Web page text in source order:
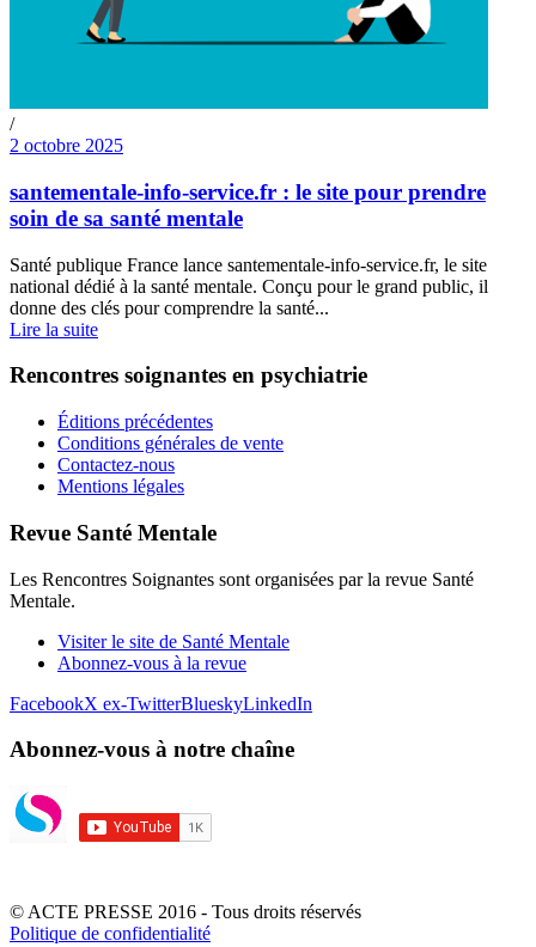
/
2 octobre 2025
santementale-info-service.fr : le site pour prendre
soin de sa santé mentale
Santé publique France lance santementale-info-service.fr, le site
national dédié à la santé mentale. Conçu pour le grand public, il
donne des clés pour comprendre la santé...
Lire la suite
Rencontres soignantes en psychiatrie
Éditions précédentes
Conditions générales de vente
Contactez-nous
Mentions légales
Revue Santé Mentale
Les Rencontres Soignantes sont organisées par la revue Santé
Mentale.
Visiter le site de Santé Mentale
Abonnez-vous à la revue
FacebookX ex-TwitterBlueskyLinkedIn
Abonnez-vous à notre chaîne
© ACTE PRESSE 2016 - Tous droits réservés
Politique de confidentialité